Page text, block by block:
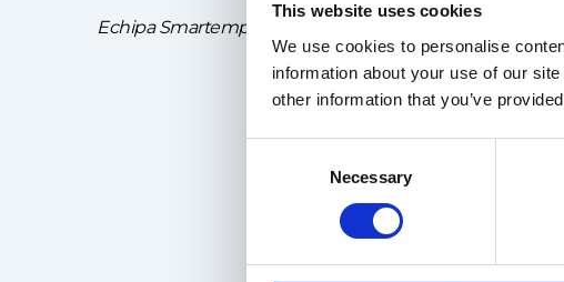
This website uses cookies
We use cookies to personalise
information about your use of our
other information that you’ve
Necessary
Echipa Smartemp!